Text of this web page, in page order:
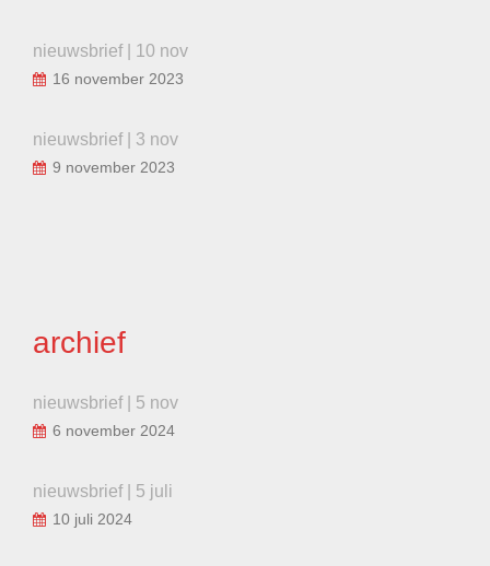
nieuwsbrief | 10 nov
16 november 2023
nieuwsbrief | 3 nov
9 november 2023
archief
nieuwsbrief | 5 nov
6 november 2024
nieuwsbrief | 5 juli
10 juli 2024